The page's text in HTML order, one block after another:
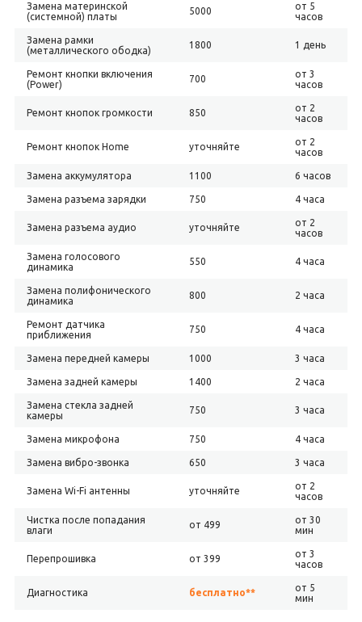
Замена материнской
(системной) платы
5000
от 5
часов
Замена рамки
(металлического ободка)
1800 1 день
Ремонт кнопки включения
(Power)
700
от 3
часов
Ремонт кнопок громкости 850
от 2
часов
Ремонт кнопок Home уточняйте
от 2
часов
Замена аккумулятора 1100 6 часов
Замена разъема зарядки 750 4 часа
Замена разъема аудио уточняйте
от 2
часов
Замена голосового
динамика
550 4 часа
Замена полифонического
динамика
800 2 часа
Ремонт датчика
приближения
750 4 часа
Замена передней камеры 1000 3 часа
Замена задней камеры 1400 2 часа
Замена стекла задней
камеры
750 3 часа
Замена микрофона 750 4 часа
Замена вибро-звонка 650 3 часа
Замена Wi-Fi антенны уточняйте
от 2
часов
Чистка после попадания
влаги
от 499
от 30
мин
Перепрошивка от 399
от 3
часов
Диагностика бесплатно**
от 5
мин